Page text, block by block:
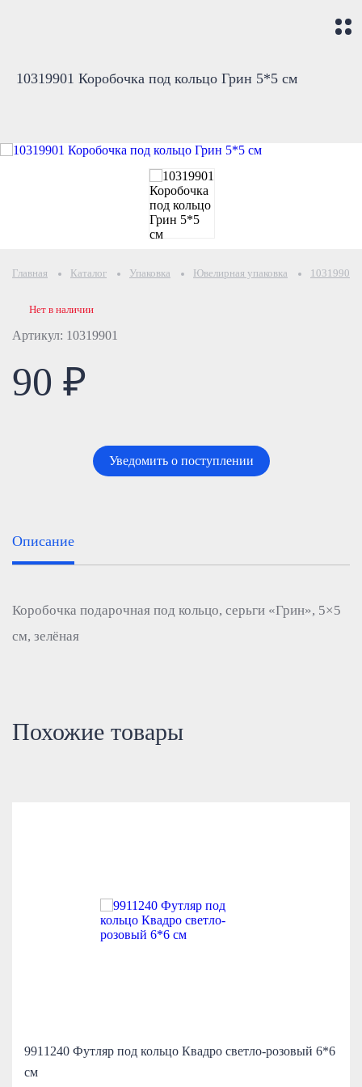
10319901 Коробочка под кольцо Грин 5*5 см
Главная Каталог Упаковка Ювелирная упаковка 10319901
Артикул: 10319901
Нет в наличии
90 ₽
Уведомить о поступлении
Описание
Коробочка подарочная под кольцо, серьги «Грин», 5×5
см, зелёная
Похожие товары
9911240 Футляр под кольцо Квадро светло-розовый 6*6
см